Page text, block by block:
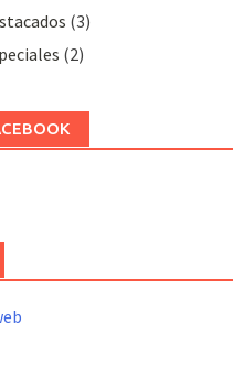
(3)
(2)